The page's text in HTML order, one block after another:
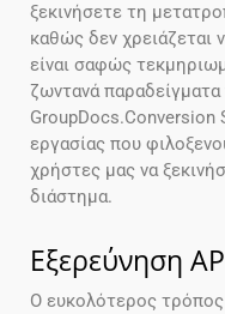
ξεκινήσετε τη
καθώς δεν χρειάζεται
είναι σαφώς
ζωντανά
GroupDocs.Conversion
εργασίας που
χρήστες μας να
διάστημα.
Εξερεύνηση
Ο ευκολότερος τρόπος